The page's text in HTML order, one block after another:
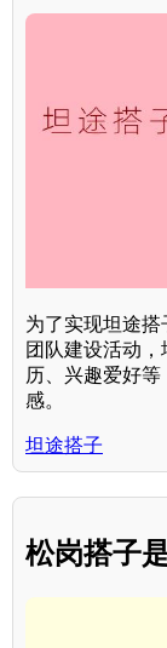
为了实现坦途
团队建设活动
历、兴趣爱好
感。
坦途搭子
松岗搭子